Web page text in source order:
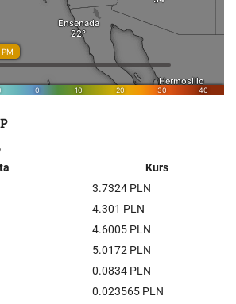
Kurs
3.7324 PLN
4.301 PLN
4.6005 PLN
5.0172 PLN
0.0834 PLN
0.023565 PLN